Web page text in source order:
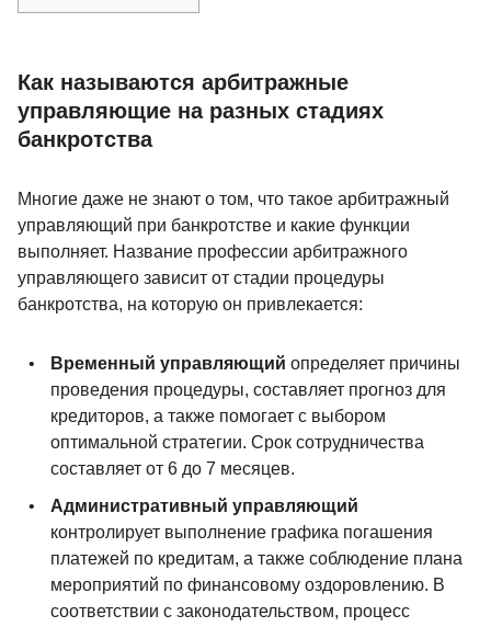
Как называются арбитражные
управляющие на разных стадиях
банкротства
Многие даже не знают о том, что такое арбитражный
управляющий при банкротстве и какие функции
выполняет. Название профессии арбитражного
управляющего зависит от стадии процедуры
банкротства, на которую он привлекается:
Временный управляющий определяет причины
проведения процедуры, составляет прогноз для
кредиторов, а также помогает с выбором
оптимальной стратегии. Срок сотрудничества
составляет от 6 до 7 месяцев.
Административный управляющий
контролирует выполнение графика погашения
платежей по кредитам, а также соблюдение плана
мероприятий по финансовому оздоровлению. В
соответствии с законодательством, процесс